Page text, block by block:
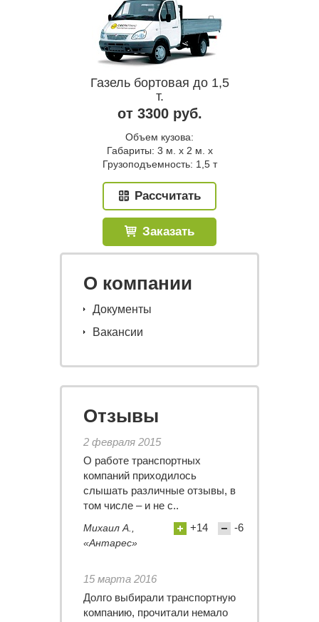
Газель бортовая до 1,5
т.
от 3300 руб.
Объем кузова:
Габариты: 3 м. x 2 м. x
Грузоподъемность: 1,5 т
Рассчитать
Заказать
О компании
Документы
Вакансии
Отзывы
2 февраля 2015
О работе транспортных
компаний приходилось
слышать различные отзывы, в
том числе – и не с..
Михаил А.,
«Антарес»
+14 -6
15 марта 2016
Долго выбирали транспортную
компанию, прочитали немало